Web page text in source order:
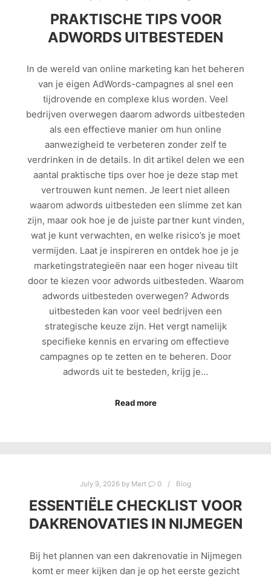
PRAKTISCHE TIPS VOOR
ADWORDS UITBESTEDEN
In de wereld van online marketing kan het beheren
van je eigen AdWords-campagnes al snel een
tijdrovende en complexe klus worden. Veel
bedrijven overwegen daarom adwords uitbesteden
als een effectieve manier om hun online
aanwezigheid te verbeteren zonder zelf te
verdrinken in de details. In dit artikel delen we een
aantal praktische tips over hoe je deze stap met
vertrouwen kunt nemen. Je leert niet alleen
waarom adwords uitbesteden een slimme zet kan
zijn, maar ook hoe je de juiste partner kunt vinden,
wat je kunt verwachten, en welke risico’s je moet
vermijden. Laat je inspireren en ontdek hoe je je
marketingstrategieën naar een hoger niveau tilt
door te kiezen voor adwords uitbesteden. Waarom
adwords uitbesteden overwegen? Adwords
uitbesteden kan voor veel bedrijven een
strategische keuze zijn. Het vergt namelijk
specifieke kennis en ervaring om effectieve
campagnes op te zetten en te beheren. Door
adwords uit te besteden, krijg je…
Read more
July 9, 2026 by Mart 0 Blog
ESSENTIËLE CHECKLIST VOOR
DAKRENOVATIES IN NIJMEGEN
Bij het plannen van een dakrenovatie in Nijmegen
komt er meer kijken dan je op het eerste gezicht